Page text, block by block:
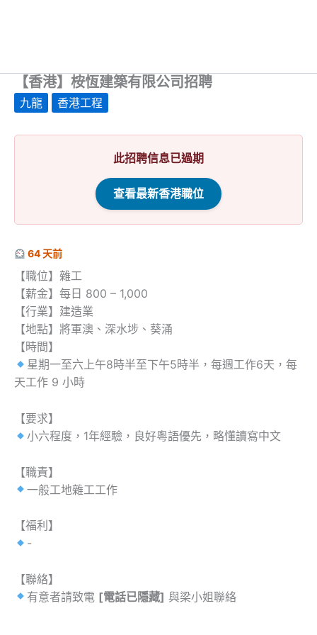
【香港】桉恆建築有限公司招聘
九龍 香港工程
此招聘信息已過期
查看最新香港職位
64 天前
【職位】雜工
【薪金】每日 800 – 1,000
【行業】建造業
【地點】將軍澳、深水埗、葵涌
【時間】
星期一至六上午8時半至下午5時半，每週工作6天，每
天工作 9 小時
【要求】
小六程度，1年經驗，良好粵語優先，略懂讀寫中文
【職責】
一般工地雜工工作
【福利】
-
【聯絡】
有意者請致電 [電話已隱藏] 與梁小姐聯絡